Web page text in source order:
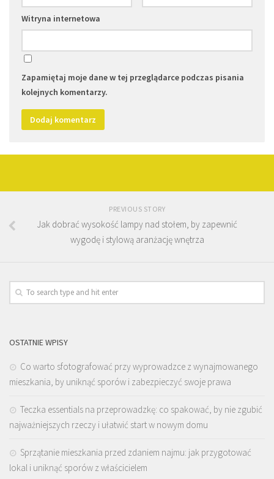
Witryna internetowa
Zapamiętaj moje dane w tej przeglądarce podczas pisania
kolejnych komentarzy.
PREVIOUS STORY
Jak dobrać wysokość lampy nad stołem, by zapewnić
wygodę i stylową aranżację wnętrza
OSTATNIE WPISY
Co warto sfotografować przy wyprowadzce z wynajmowanego
mieszkania, by uniknąć sporów i zabezpieczyć swoje prawa
Teczka essentials na przeprowadzkę: co spakować, by nie zgubić
najważniejszych rzeczy i ułatwić start w nowym domu
Sprzątanie mieszkania przed zdaniem najmu: jak przygotować
lokal i uniknąć sporów z właścicielem